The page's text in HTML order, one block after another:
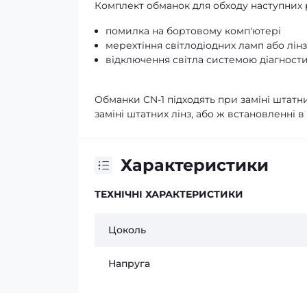
Комплект обманок для обходу наступних
помилка на бортовому комп'ютері
мерехтіння світлодіодних ламп або лінз
відключення світла системою
Обманки CN-1 підходять при заміні
заміні штатних лінз, або ж встановленні
Характеристики
ТЕХНІЧНІ ХАРАКТЕРИСТИКИ
Цоколь
Напруга